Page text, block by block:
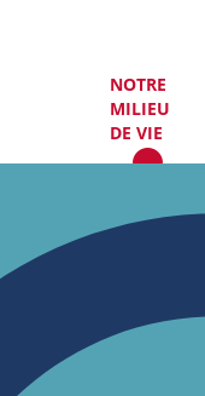
NOTRE
MILIEU
DE VIE